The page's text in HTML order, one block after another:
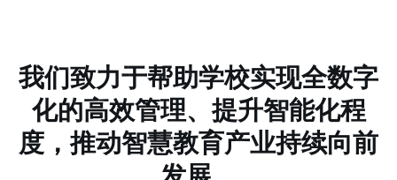
我们致力于帮助学校实现全数字
化的高效管理、提升智能化程
度，推动智慧教育产业持续向前